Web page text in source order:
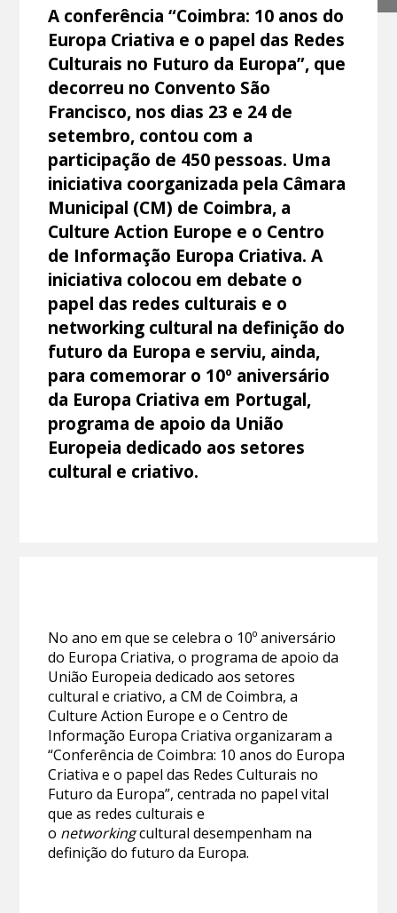
A conferência “Coimbra: 10 anos do
Europa Criativa e o papel das Redes
Culturais no Futuro da Europa”, que
decorreu no Convento São
Francisco, nos dias 23 e 24 de
setembro, contou com a
participação de 450 pessoas. Uma
iniciativa coorganizada pela Câmara
Municipal (CM) de Coimbra, a
Culture Action Europe e o Centro
de Informação Europa Criativa. A
iniciativa colocou em debate o
papel das redes culturais e o
networking cultural na definição do
futuro da Europa e serviu, ainda,
para comemorar o 10º aniversário
da Europa Criativa em Portugal,
programa de apoio da União
Europeia dedicado aos setores
cultural e criativo.
No ano em que se celebra o 10º aniversário
do Europa Criativa, o programa de apoio da
União Europeia dedicado aos setores
cultural e criativo, a CM de Coimbra, a
Culture Action Europe e o Centro de
Informação Europa Criativa organizaram a
“Conferência de Coimbra: 10 anos do Europa
Criativa e o papel das Redes Culturais no
Futuro da Europa”, centrada no papel vital
que as redes culturais e
o networkingcultural desempenham na
definição do futuro da Europa.